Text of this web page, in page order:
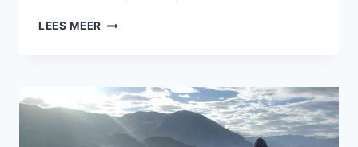
LEES MEER SECONDES